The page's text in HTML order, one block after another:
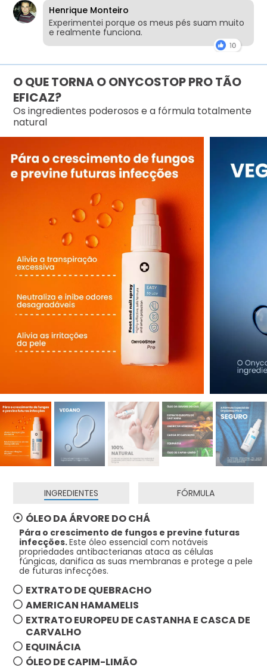
Henrique Monteiro
Experimentei porque os meus pés suam muito
e realmente funciona.
O QUE TORNA O ONYCOSTOP PRO TÃO
EFICAZ?
Os ingredientes poderosos e a fórmula totalmente
natural
INGREDIENTES FÓRMULA
ÓLEO DA ÁRVORE DO CHÁ
Pára o crescimento de fungos e previne futuras
infecções.Este óleo essencial com notáveis
propriedades antibacterianas ataca as células
fúngicas, danifica as suas membranas e protege a pele
de futuras infecções.
EXTRATO DE QUEBRACHO
AMERICAN HAMAMELIS
EXTRATO EUROPEU DE CASTANHA E CASCA DE
CARVALHO
EQUINÁCIA
ÓLEO DE CAPIM-LIMÃO